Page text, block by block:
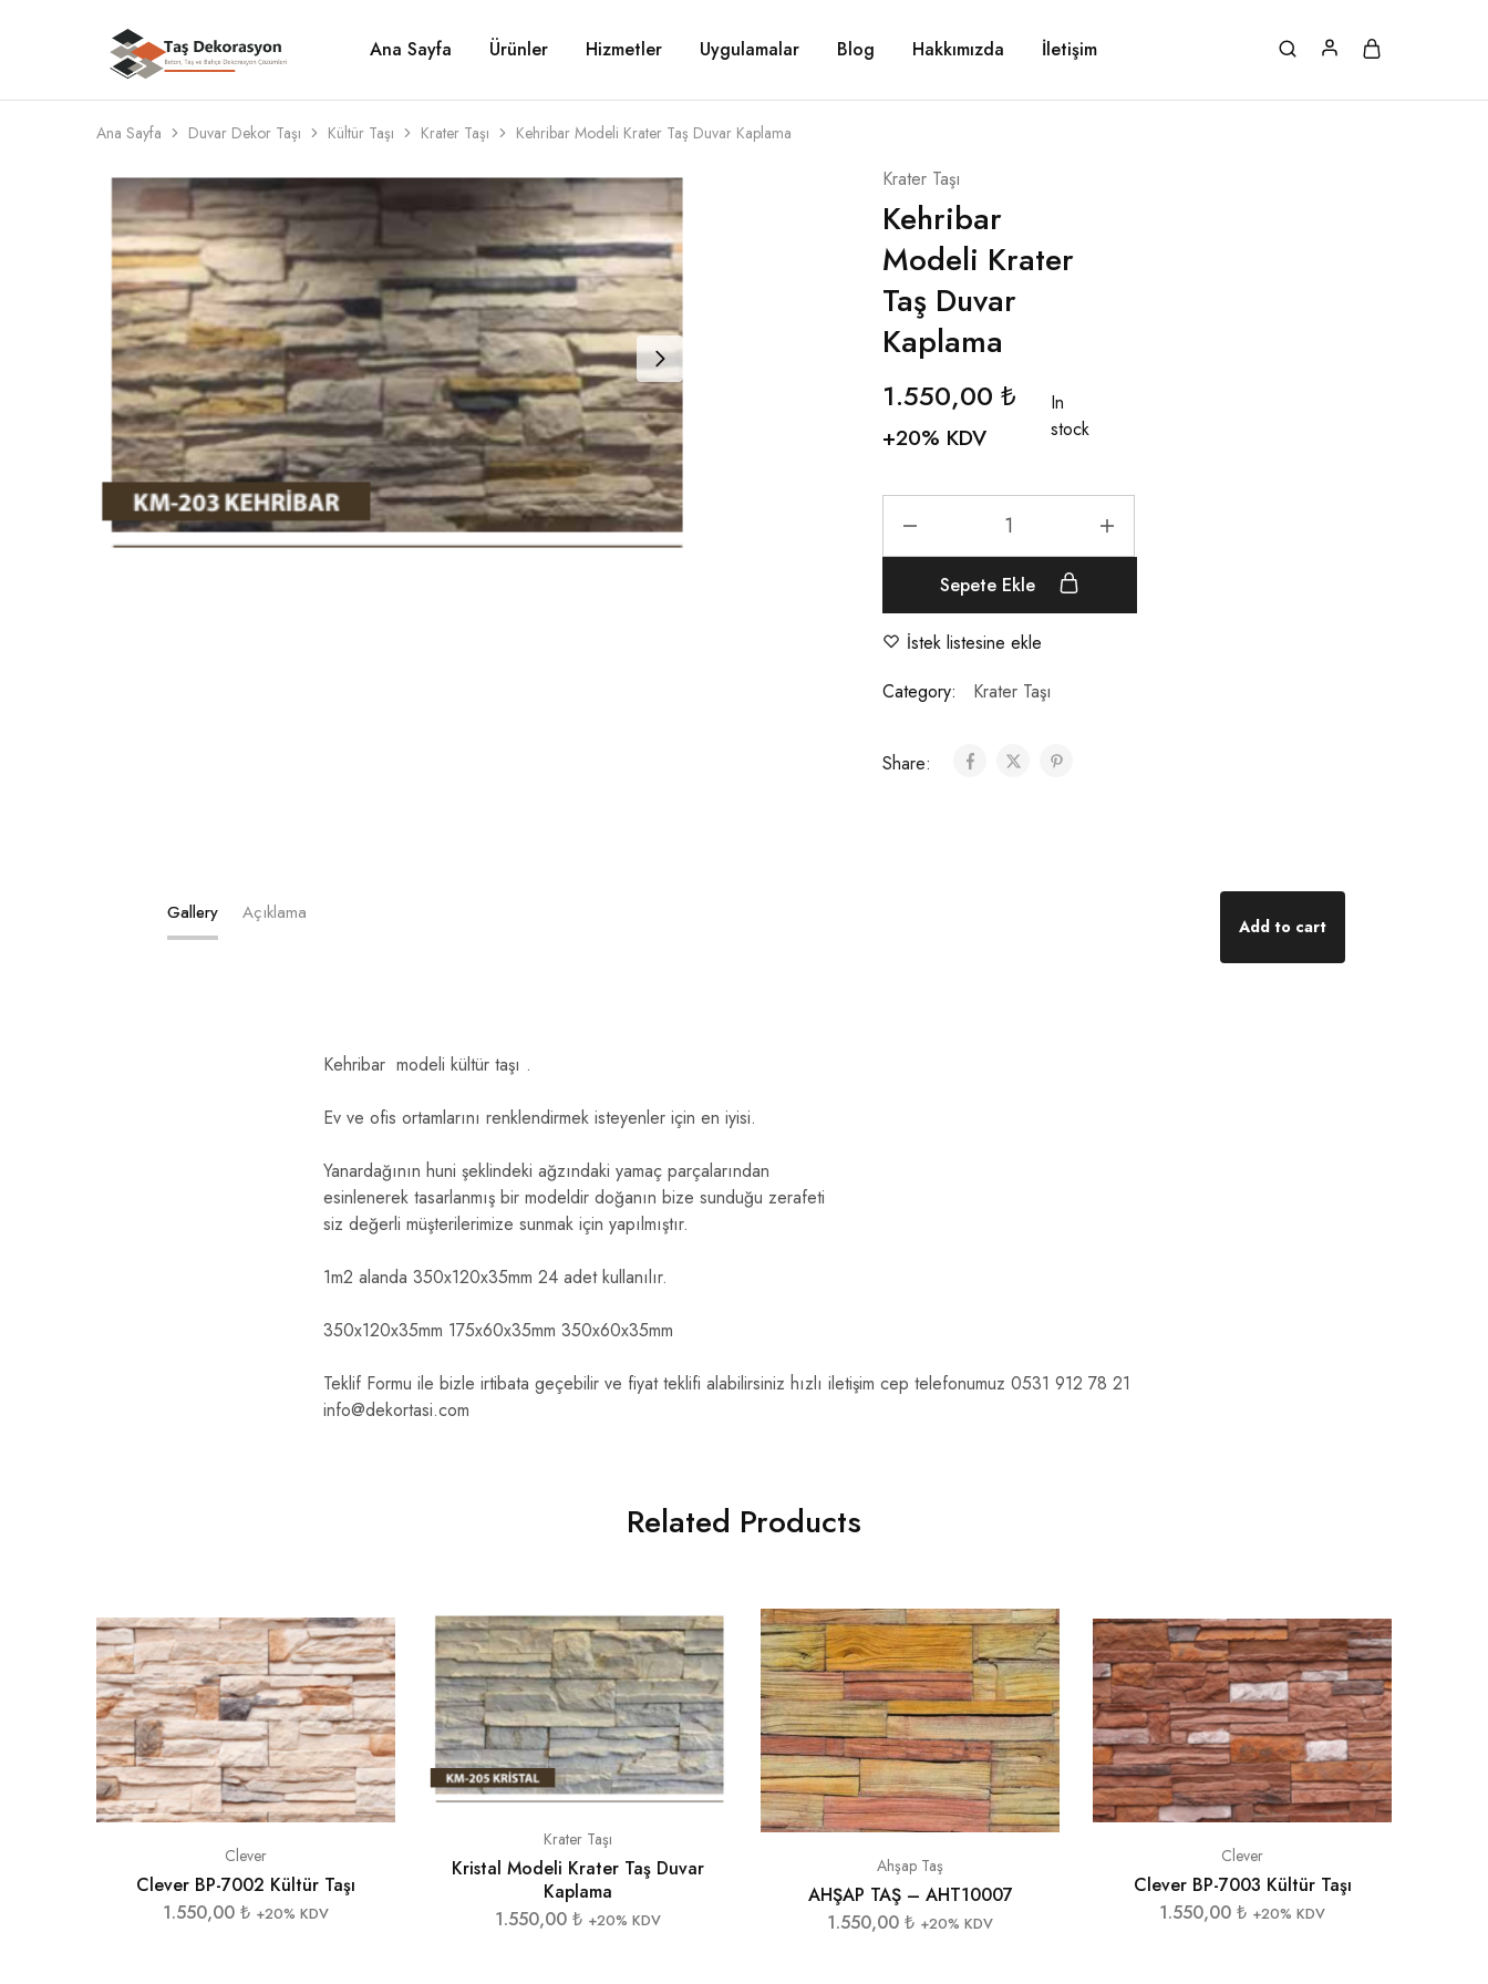
Taş
Dekorasyon
Beton,
Taş
Bahçe
Dekorasyon
Çözümleri
Ana Sayfa Ürünler Hizmetler Uygulamalar Blog Hakkımızda İletişim
Ana Sayfa Duvar Dekor Taşı Kültür Taşı Krater Taşı Kehribar Modeli Krater Taş Duvar Kaplama
Krater Taşı
Kehribar
Modeli Krater
Taş Duvar
Kaplama
1.550,00 ₺
+20% KDV
In
stock
Sepete Ekle
İstek listesine ekle
Category:
Krater Taşı
Share:
Gallery Açıklama
Add to cart
Kehribar modeli kültür taşı .
Ev ve ofis ortamlarını renklendirmek isteyenler için en iyisi.
Yanardağının huni şeklindeki ağzındaki yamaç parçalarından
esinlenerek tasarlanmış bir modeldir doğanın bize sunduğu zerafeti
siz değerli müşterilerimize sunmak için yapılmıştır.
1m2 alanda 350x120x35mm 24 adet kullanılır.
350x120x35mm 175x60x35mm 350x60x35mm
Teklif Formu ile bizle irtibata geçebilir ve fiyat teklifi alabilirsiniz hızlı iletişim cep telefonumuz 0531 912 78 21
info@dekortasi.com
Related Products
Clever
Clever BP-7002 Kültür Taşı
1.550,00 ₺ +20% KDV
Krater Taşı
Kristal Modeli Krater Taş Duvar
Kaplama
1.550,00 ₺ +20% KDV
Ahşap Taş
AHŞAP TAŞ – AHT10007
1.550,00 ₺ +20% KDV
Clever
Clever BP-7003 Kültür Taşı
1.550,00 ₺ +20% KDV